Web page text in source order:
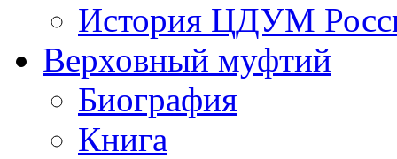
История ЦДУМ
Верховный муфтий
Биография
Книга